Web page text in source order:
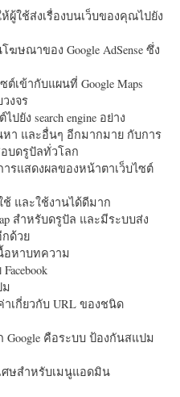
ผู้ใช้ส่งเรื่องบนเว็บของคุณไปยัง
ฆษณาของ Google AdSense ซึ่ง
เข้ากับแผนที่ Google Maps
งจร
ปยัง search engine อย่าง
า และอื่นๆ อีกมากมาย กับการ
บดรูปัลทั่วโลก
รแสดงผลของหน้าตาเว็บไซต์
และใช้งานได้ดีมาก
สำหรับดรูปัล และมีระบบส่ง
กด้วย
อหาบทความ
ม
เกี่ยวกับ URL ของชนิด
Google คือระบบ ป้องกันสแปม
ศษสำหรับเมนูแอดมิน